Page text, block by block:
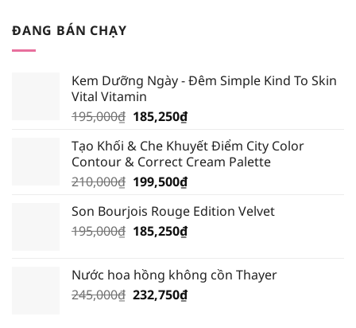
ĐANG BÁN CHẠY
Kem Dưỡng Ngày - Đêm Simple Kind To Skin
Vital Vitamin
195,000₫ Giá
là:
195,000₫.
185,250₫Giá
tại
là:
185,250₫.
Tạo Khối & Che Khuyết Điểm City Color
Contour & Correct Cream Palette
210,000₫ Giá
là:
210,000₫.
199,500₫Giá
tại
là:
Son Bourjois Rouge Edition Velvet
195,000₫ Giá
195,000₫.
185,250₫Giá
là:
185,250₫.
Nước hoa hồng không cồn Thayer
245,000₫ Giá
232,750₫Giá